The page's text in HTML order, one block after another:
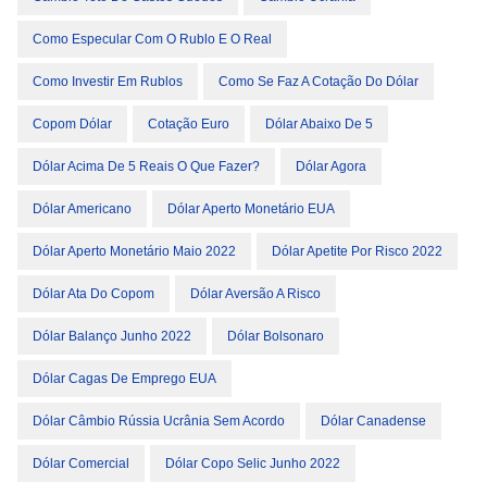
Como Especular Com O Rublo E O Real
Como Investir Em Rublos Como Se Faz A Cotação Do Dólar
Copom Dólar Cotação Euro Dólar Abaixo De 5
Dólar Acima De 5 Reais O Que Fazer? Dólar Agora
Dólar Americano Dólar Aperto Monetário EUA
Dólar Aperto Monetário Maio 2022 Dólar Apetite Por Risco 2022
Dólar Ata Do Copom Dólar Aversão A Risco
Dólar Balanço Junho 2022 Dólar Bolsonaro
Dólar Cagas De Emprego EUA
Dólar Câmbio Rússia Ucrânia Sem Acordo Dólar Canadense
Dólar Comercial Dólar Copo Selic Junho 2022